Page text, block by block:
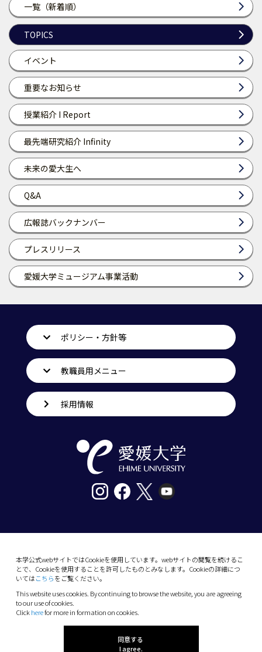
一覧（新着順）
TOPICS
イベント
重要なお知らせ
授業紹介 I Report
最先端研究紹介 Infinity
未来の愛大生へ
Q&A
広報誌バックナンバー
プレスリリース
愛媛大学ミュージアム事業活動
本学公式webサイトではCookieを使用しています。webサイトの閲覧を続けるこ
とで、Cookieを使用することを許可したものとみなします。Cookieの詳細につ
いてはこちらをご覧ください。
This website uses cookies. By continuing to browse the website, you are agreeing
to our use of cookies.
Clickherefor more in formation on cookies.
同意する
I agree.
ポリシー・方針等
教職員用メニュー
採用情報
10-13 Dogo-Himata, Matsuyama, Ehime 790-
Phone: +81 89-927-9000
(C) 2026 Ehime University.